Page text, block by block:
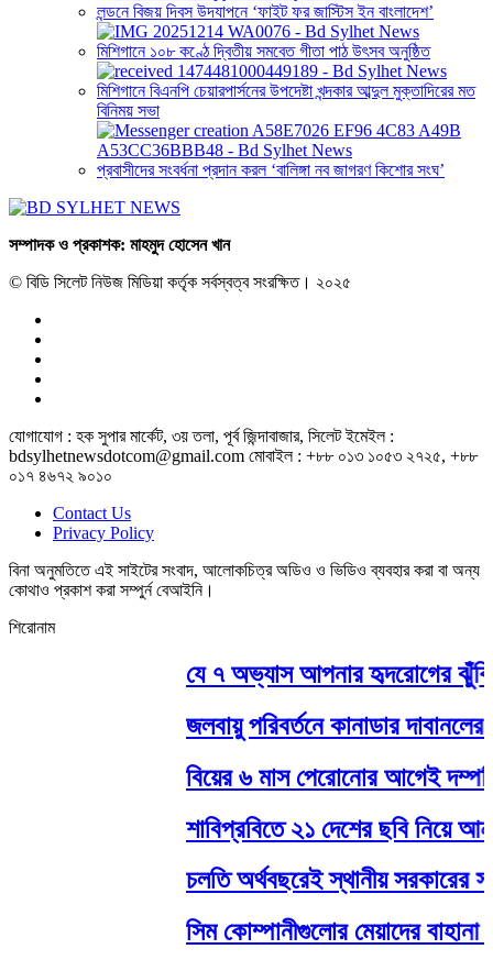
লন্ডনে বিজয় দিবস উদযাপনে ‘ফাইট ফর জাস্টিস ইন বাংলাদেশ’
মিশিগানে ১০৮ কণ্ঠে দ্বিতীয় সমবেত গীতা পাঠ উৎসব অনুষ্ঠিত
মিশিগানে বিএনপি চেয়ারপার্সনের উপদেষ্টা খন্দকার আব্দুল মুক্তাদিরের মত
বিনিময় সভা
প্রবাসীদের সংবর্ধনা প্রদান করল ‘বালিঙ্গা নব জাগরণ কিশোর সংঘ’
সম্পাদক ও প্রকাশক: মাহমুদ হোসেন খান
© বিডি সিলেট নিউজ মিডিয়া কর্তৃক সর্বস্বত্ব সংরক্ষিত। ২০২৫
যোগাযোগ : হক সুপার মার্কেট, ৩য় তলা, পূর্ব জিন্দাবাজার, সিলেট ইমেইল :
bdsylhetnewsdotcom@gmail.com মোবাইল : +৮৮ ০১৩ ১০৫৩ ২৭২৫, +৮৮
০১৭ ৪৬৭২ ৯০১০
Contact Us
Privacy Policy
বিনা অনুমতিতে এই সাইটের সংবাদ, আলোকচিত্র অডিও ও ভিডিও ব্যবহার করা বা অন্য
কোথাও প্রকাশ করা সম্পুর্ন বেআইনি।
শিরোনাম
যে ৭ অভ্যাস আপনার হৃদরোগের ঝুঁকি
জলবায়ু পরিবর্তনে কানাডার দাবানলের
বিয়ের ৬ মাস পেরোনোর আগেই
শাবিপ্রবিতে ২১ দেশের ছবি নিয়ে
চলতি অর্থবছরেই স্থানীয় সরকারের
সিম কোম্পানীগুলোর মেয়াদের বাহানা